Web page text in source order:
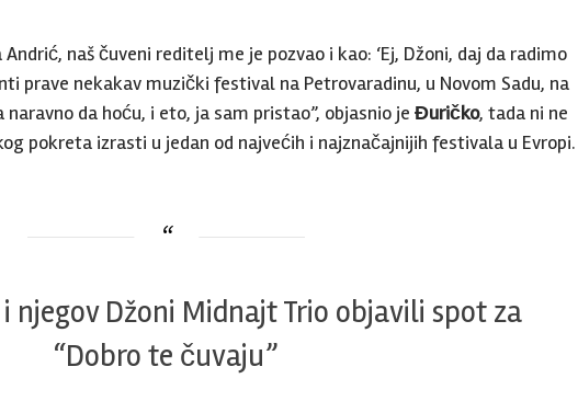
naš čuveni reditelj me je pozvao i kao: ‘Ej, Džoni, daj da radimo
prave nekakav muzički festival na Petrovaradinu, u Novom Sadu, na
naravno da hoću, i eto, ja sam pristao”, objasnio je Đuričko, tada ni ne
pokreta izrasti u jedan od najvećih i najznačajnijih festivala u Evropi.
njegov Džoni Midnajt Trio objavili spot za
“Dobro te čuvaju”